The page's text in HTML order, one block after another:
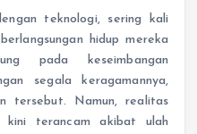
teknologi, sering kali
hidup mereka
pada keseimbangan
segala keragamannya,
tersebut. Namun, realitas
kini terancam akibat ulah